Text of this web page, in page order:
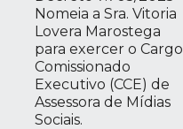
Nomeia a Sra. Vitoria
Lovera Marostega
para exercer o Cargo
Comissionado
Executivo (CCE) de
Assessora de Mídias
Sociais.